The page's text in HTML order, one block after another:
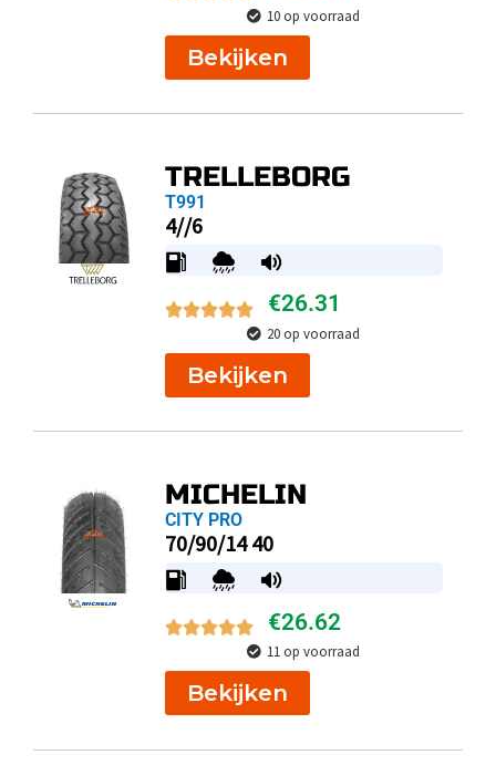
10 op voorraad
Bekijken
TRELLEBORG
T991
4//6
€26.31
20 op voorraad
Bekijken
MICHELIN
CITY PRO
70/90/14 40
€26.62
11 op voorraad
Bekijken